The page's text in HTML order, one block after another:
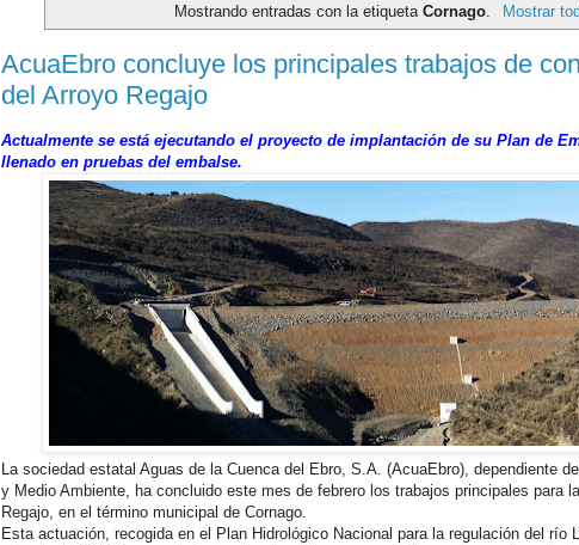
Mostrando entradas con la etiquetaCornago Mostrar
AcuaEbro concluye los principales trabajos de
del Arroyo Regajo
Actualmente se está ejecutando el proyecto de implantación de su Plan de
llenado en pruebas del embalse.
La sociedad estatal Aguas de la Cuenca del Ebro, S.A. (AcuaEbro), dependiente
y Medio Ambiente, ha concluido este mes de febrero los trabajos principales para
Regajo, en el término municipal de Cornago.
Esta actuación, recogida en el Plan Hidrológico Nacional para la regulación del río